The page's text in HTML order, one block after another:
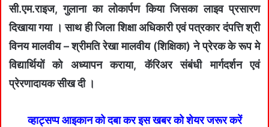
सी.एम.राइज, गुलाना का लोकार्पण किया जिसका लाइव प्रसारण
दिखाया गया । साथ ही जिला शिक्षा अधिकारी एवं पत्रकार दंपत्ति श्री
विनय मालवीय – श्रीमति रेखा मालवीय (शिक्षिका) ने प्रेरक के रूप मे
विद्यार्थियों को अध्यापन कराया, कॅरिअर संबंधी मार्गदर्शन एवं
प्रेरणादायक सीख दी ।
व्हाट्सप्प आइकान को दबा कर इस खबर को शेयर जरूर करें